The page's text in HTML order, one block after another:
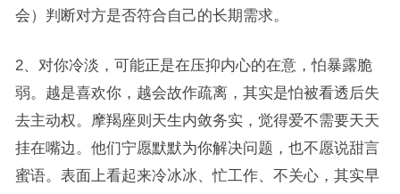
会）判断对方是否符合自己的长期需求。
2、对你冷淡，可能正是在压抑内心的在意，怕暴露脆
弱。越是喜欢你，越会故作疏离，其实是怕被看透后失
去主动权。摩羯座则天生内敛务实，觉得爱不需要天天
挂在嘴边。他们宁愿默默为你解决问题，也不愿说甜言
蜜语。表面上看起来冷冰冰、忙工作、不关心，其实早